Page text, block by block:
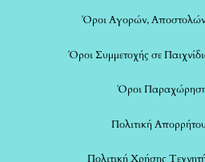
Όροι Αγορών,
Όροι Συμμετοχής σε
Όροι
Πολιτική
Πολιτική Χρήσης